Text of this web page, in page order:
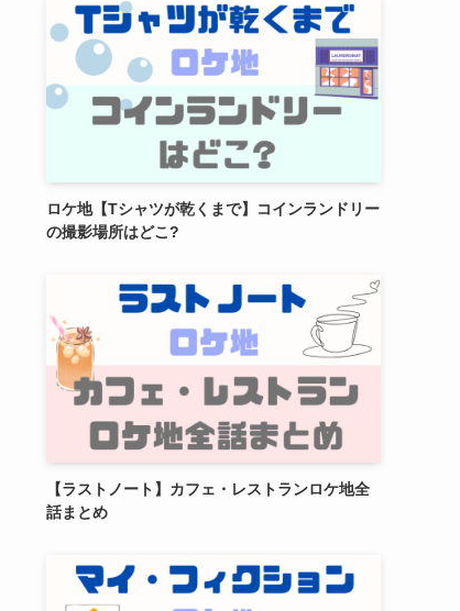
ロケ地【Tシャツが乾くまで】コインランドリー
の撮影場所はどこ?
【ラストノート】カフェ・レストランロケ地全
話まとめ